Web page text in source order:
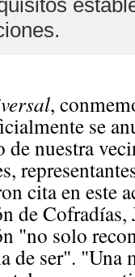
,
se
nuestra
cita en este
de Cofradías,
"no solo
de ser". "Una